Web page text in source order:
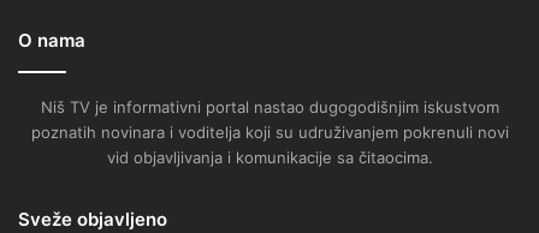
O nama
Niš TV je informativni portal nastao dugogodišnjim iskustvom
poznatih novinara i voditelja koji su udruživanjem pokrenuli novi
vid objavljivanja i komunikacije sa čitaocima.
Sveže objavljeno